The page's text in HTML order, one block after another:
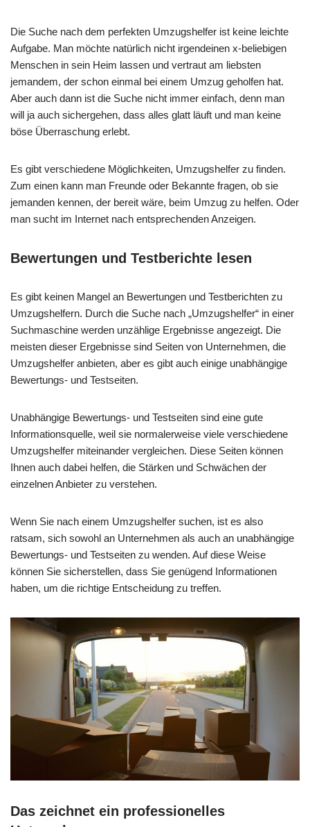
Die Suche nach dem perfekten Umzugshelfer ist keine leichte
Aufgabe. Man möchte natürlich nicht irgendeinen x-beliebigen
Menschen in sein Heim lassen und vertraut am liebsten
jemandem, der schon einmal bei einem Umzug geholfen hat.
Aber auch dann ist die Suche nicht immer einfach, denn man
will ja auch sichergehen, dass alles glatt läuft und man keine
böse Überraschung erlebt.
Es gibt verschiedene Möglichkeiten, Umzugshelfer zu finden.
Zum einen kann man Freunde oder Bekannte fragen, ob sie
jemanden kennen, der bereit wäre, beim Umzug zu helfen. Oder
man sucht im Internet nach entsprechenden Anzeigen.
Bewertungen und Testberichte lesen
Es gibt keinen Mangel an Bewertungen und Testberichten zu
Umzugshelfern. Durch die Suche nach „Umzugshelfer“ in einer
Suchmaschine werden unzählige Ergebnisse angezeigt. Die
meisten dieser Ergebnisse sind Seiten von Unternehmen, die
Umzugshelfer anbieten, aber es gibt auch einige unabhängige
Bewertungs- und Testseiten.
Unabhängige Bewertungs- und Testseiten sind eine gute
Informationsquelle, weil sie normalerweise viele verschiedene
Umzugshelfer miteinander vergleichen. Diese Seiten können
Ihnen auch dabei helfen, die Stärken und Schwächen der
einzelnen Anbieter zu verstehen.
Wenn Sie nach einem Umzugshelfer suchen, ist es also
ratsam, sich sowohl an Unternehmen als auch an unabhängige
Bewertungs- und Testseiten zu wenden. Auf diese Weise
können Sie sicherstellen, dass Sie genügend Informationen
haben, um die richtige Entscheidung zu treffen.
Das zeichnet ein professionelles